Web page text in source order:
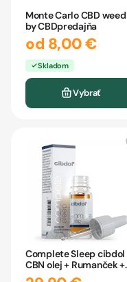
Monte Carlo CBD weed
by CBDpredajňa
od 8,00 €
Skladom
Vybrať
Complete Sleep cibdol
CBN olej + Rumanček +
Levanduľa 10ml